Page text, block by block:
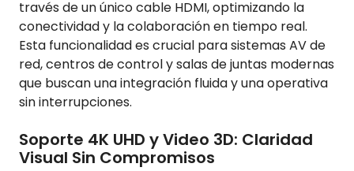
través de un único cable HDMI, optimizando la
conectividad y la colaboración en tiempo real.
Esta funcionalidad es crucial para sistemas AV de
red, centros de control y salas de juntas modernas
que buscan una integración fluida y una operativa
sin interrupciones.
Soporte 4K UHD y Video 3D: Claridad
Visual Sin Compromisos